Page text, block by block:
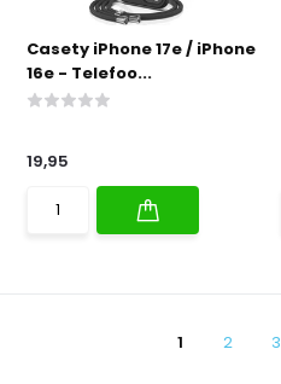
Casety iPhone 17e / iPhone
16e - Telefoo...
19,95
1 2 3